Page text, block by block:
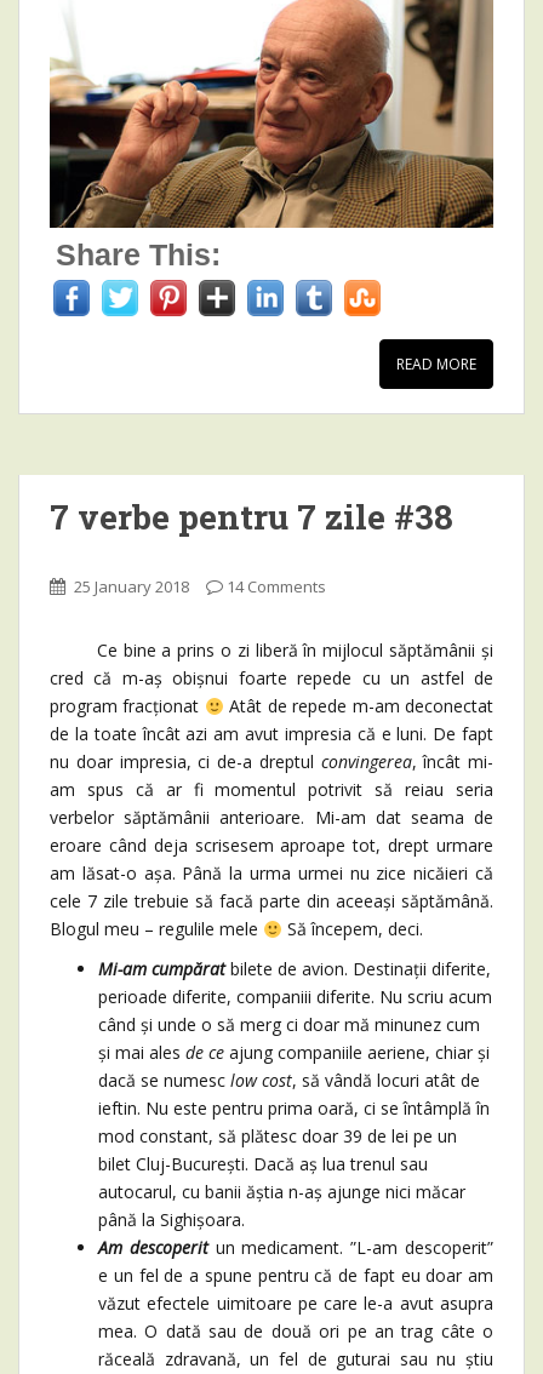
Share This:
READ MORE
7 verbe pentru 7 zile #38
25 January 2018 14 Comments
Ce bine a prins o zi liberă în mijlocul săptămânii și
cred că m-aș obișnui foarte repede cu un astfel de
program fracționat
Atât de repede m-am deconectat
de la toate încât azi am avut impresia că e luni. De fapt
nu doar impresia, ci de-a dreptul convingerea, încât mi-
am spus că ar fi momentul potrivit să reiau seria
verbelor săptămânii anterioare. Mi-am dat seama de
eroare când deja scrisesem aproape tot, drept urmare
am lăsat-o așa. Până la urma urmei nu zice nicăieri că
cele 7 zile trebuie să facă parte din aceeași săptămână.
Blogul meu – regulile mele
Să începem, deci.
Mi-am cumpărat bilete de avion. Destinații diferite,
perioade diferite, companiii diferite. Nu scriu acum
când și unde o să merg ci doar mă minunez cum
și mai ales de ce ajung companiile aeriene, chiar și
dacă se numesc low cost, să vândă locuri atât de
ieftin. Nu este pentru prima oară, ci se întâmplă în
mod constant, să plătesc doar 39 de lei pe un
bilet Cluj-București. Dacă aș lua trenul sau
autocarul, cu banii ăștia n-aș ajunge nici măcar
până la Sighișoara.
Am descoperit un medicament. ”L-am descoperit”
e un fel de a spune pentru că de fapt eu doar am
văzut efectele uimitoare pe care le-a avut asupra
mea. O dată sau de două ori pe an trag câte o
răceală zdravană, un fel de guturai sau nu știu